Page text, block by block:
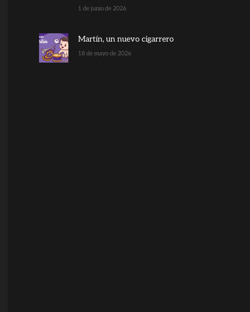
1 de junio de 2026
Martín, un nuevo cigarrero
18 de mayo de 2026